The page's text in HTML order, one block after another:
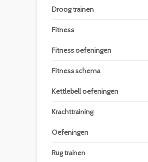
Droog trainen
Fitness
Fitness oefeningen
Fitness schema
Kettlebell oefeningen
Krachttraining
Oefeningen
Rug trainen